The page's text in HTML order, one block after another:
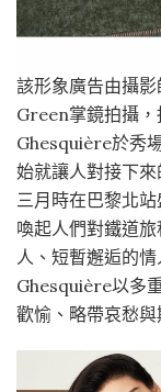
該形象廣告由攝
Green掌鏡拍攝
Ghesquière於秀
始就讓人對接下
三月時在巴黎北
喚起人們對鐵道
人、短暫邂逅的
Ghesquière以多
歡愉、略帶哀愁與